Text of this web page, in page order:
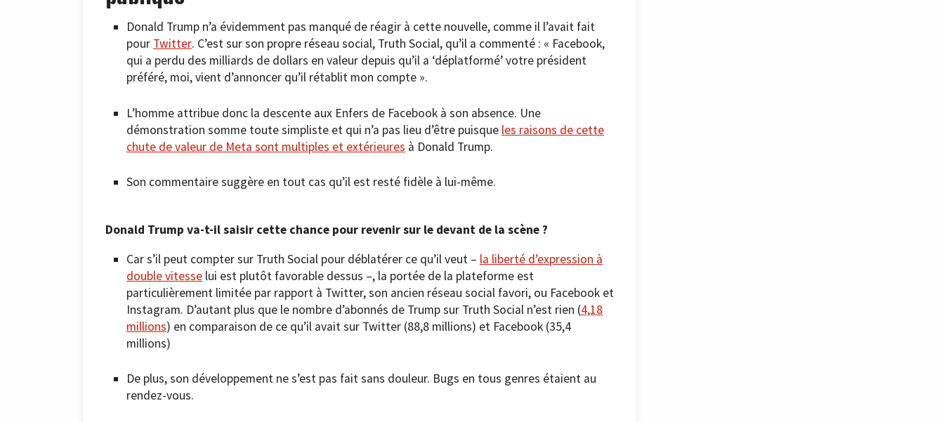
Donald Trump n’a évidemment pas manqué de réagir à cette nouvelle, comme il l’avait fait
pour Twitter. C’est sur son propre réseau social, Truth Social, qu’il a commenté : « Facebook,
qui a perdu des milliards de dollars en valeur depuis qu’il a ‘déplatformé’ votre président
préféré, moi, vient d’annoncer qu’il rétablit mon compte ».
L’homme attribue donc la descente aux Enfers de Facebook à son absence. Une
démonstration somme toute simpliste et qui n’a pas lieu d’être puisque les raisons de cette
chute de valeur de Meta sont multiples et extérieures à Donald Trump.
Son commentaire suggère en tout cas qu’il est resté fidèle à lui-même.
Donald Trump va-t-il saisir cette chance pour revenir sur le devant de la scène ?
Car s’il peut compter sur Truth Social pour déblatérer ce qu’il veut – la liberté d’expression à
double vitesse lui est plutôt favorable dessus –, la portée de la plateforme est
particulièrement limitée par rapport à Twitter, son ancien réseau social favori, ou Facebook et
Instagram. D’autant plus que le nombre d’abonnés de Trump sur Truth Social n’est rien (4,18
millions) en comparaison de ce qu’il avait sur Twitter (88,8 millions) et Facebook (35,4
millions)
De plus, son développement ne s’est pas fait sans douleur. Bugs en tous genres étaient au
rendez-vous.